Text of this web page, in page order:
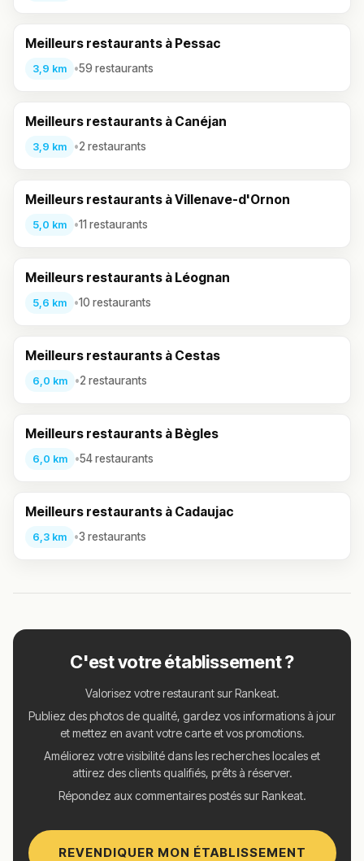
Meilleurs restaurants à Pessac
3,9 km •59 restaurants
Meilleurs restaurants à Canéjan
3,9 km •2 restaurants
Meilleurs restaurants à Villenave-d'Ornon
5,0 km •11 restaurants
Meilleurs restaurants à Léognan
5,6 km •10 restaurants
Meilleurs restaurants à Cestas
6,0 km •2 restaurants
Meilleurs restaurants à Bègles
6,0 km •54 restaurants
Meilleurs restaurants à Cadaujac
6,3 km •3 restaurants
C'est votre établissement ?
Valorisez votre restaurant sur Rankeat.
Publiez des photos de qualité, gardez vos informations à jour
et mettez en avant votre carte et vos promotions.
Améliorez votre visibilité dans les recherches locales et
attirez des clients qualifiés, prêts à réserver.
Répondez aux commentaires postés sur Rankeat.
REVENDIQUER MON ÉTABLISSEMENT